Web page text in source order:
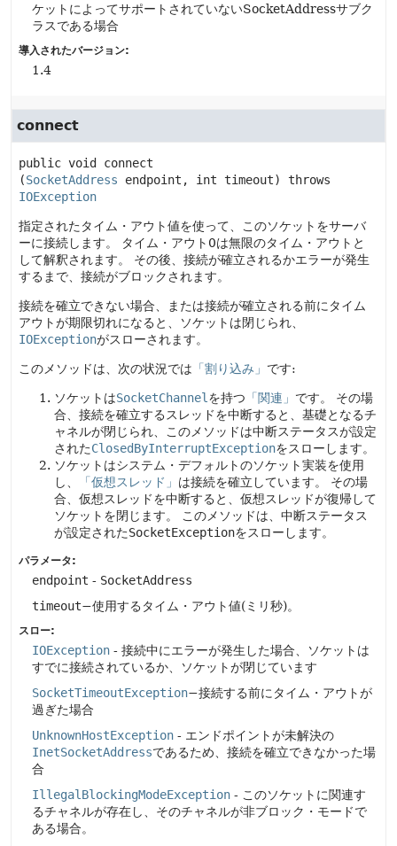
ケットによってサポートされていないSocketAddressサブク
ラスである場合
導入されたバージョン:
1.4
connect
public void
connect
(SocketAddress endpoint, int timeout)
throws
IOException
指定されたタイム・アウト値を使って、このソケットをサーバ
ーに接続します。
タイム・アウト0は無限のタイム・アウトと
して解釈されます。
その後、接続が確立されるかエラーが発生
するまで、接続がブロックされます。
接続を確立できない場合、または接続が確立される前にタイム
アウトが期限切れになると、ソケットは閉じられ、
IOExceptionがスローされます。
このメソッドは、次の状況では 「割り込み」 です:
ソケットはSocketChannel を持つ 「関連」 です。
その場
合、接続を確立するスレッドを中断すると、基礎となるチ
ャネルが閉じられ、このメソッドは中断ステータスが設定
されたClosedByInterruptExceptionをスローします。
ソケットはシステム・デフォルトのソケット実装を使用
し、
「仮想スレッド」 は接続を確立しています。
その場
合、仮想スレッドを中断すると、仮想スレッドが復帰して
ソケットを閉じます。
このメソッドは、中断ステータス
が設定されたSocketExceptionをスローします。
パラメータ:
endpoint - SocketAddress
timeout−使用するタイム・アウト値(ミリ秒)。
スロー:
IOException - 接続中にエラーが発生した場合、ソケットは
すでに接続されているか、ソケットが閉じています
SocketTimeoutException−接続する前にタイム・アウトが
過ぎた場合
UnknownHostException - エンドポイントが未解決の
InetSocketAddressであるため、接続を確立できなかった場
合
IllegalBlockingModeException - このソケットに関連す
るチャネルが存在し、そのチャネルが非ブロック・モードで
ある場合。